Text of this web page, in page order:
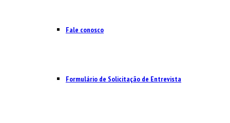
Fale conosco
Formulário de Solicitação de Entrevista